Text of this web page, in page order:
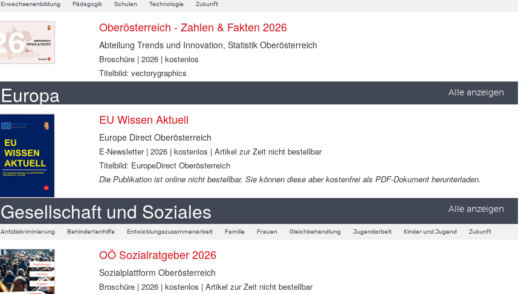
Erwachsenenbildung Pädagogik Schulen Technologie Zukunft
Oberösterreich - Zahlen & Fakten 2026
Abteilung Trends und Innovation, Statistik Oberösterreich
Broschüre | 2026 | kostenlos
Titelbild: vectorygraphics
Europa Alle anzeigen
EU Wissen Aktuell
Europe Direct Oberösterreich
E-Newsletter | 2026 | kostenlos | Artikel zur Zeit nicht bestellbar
Titelbild: EuropeDirect Oberösterreich
Die Publikation ist online nicht bestellbar. Sie können diese aber kostenfrei als PDF-Dokument herunterladen.
Gesellschaft und Soziales Alle anzeigen
Antidiskriminierung Behindertenhilfe Entwicklungszusammenarbeit Familie Frauen Gleichbehandlung Jugendarbeit Kinder und Jugend Zukunft
OÖ Sozialratgeber 2026
Sozialplattform Oberösterreich
Broschüre | 2026 | kostenlos | Artikel zur Zeit nicht bestellbar